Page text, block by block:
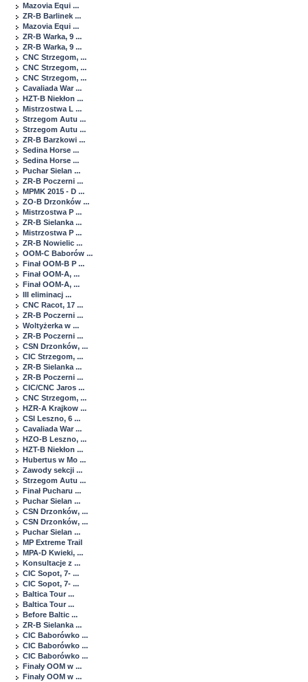
Mazovia Equi ...
ZR-B Barlinek ...
Mazovia Equi ...
ZR-B Warka, 9 ...
ZR-B Warka, 9 ...
CNC Strzegom, ...
CNC Strzegom, ...
CNC Strzegom, ...
Cavaliada War ...
HZT-B Niekłon ...
Mistrzostwa L ...
Strzegom Autu ...
Strzegom Autu ...
ZR-B Barzkowi ...
Sedina Horse ...
Sedina Horse ...
Puchar Sielan ...
ZR-B Poczerni ...
MPMK 2015 - D ...
ZO-B Drzonków ...
Mistrzostwa P ...
ZR-B Sielanka ...
Mistrzostwa P ...
ZR-B Nowielic ...
OOM-C Baborów ...
Finał OOM-B P ...
Finał OOM-A, ...
Finał OOM-A, ...
III eliminacj ...
CNC Racot, 17 ...
ZR-B Poczerni ...
Woltyżerka w ...
ZR-B Poczerni ...
CSN Drzonków, ...
CIC Strzegom, ...
ZR-B Sielanka ...
ZR-B Poczerni ...
CIC/CNC Jaros ...
CNC Strzegom, ...
HZR-A Krajkow ...
CSI Leszno, 6 ...
Cavaliada War ...
HZO-B Leszno, ...
HZT-B Niekłon ...
Hubertus w Mo ...
Zawody sekcji ...
Strzegom Autu ...
Finał Pucharu ...
Puchar Sielan ...
CSN Drzonków, ...
CSN Drzonków, ...
Puchar Sielan ...
MP Extreme Trail
MPA-D Kwieki, ...
Konsultacje z ...
CIC Sopot, 7- ...
CIC Sopot, 7- ...
Baltica Tour ...
Baltica Tour ...
Before Baltic ...
ZR-B Sielanka ...
CIC Baborówko ...
CIC Baborówko ...
CIC Baborówko ...
Finały OOM w ...
Finały OOM w ...